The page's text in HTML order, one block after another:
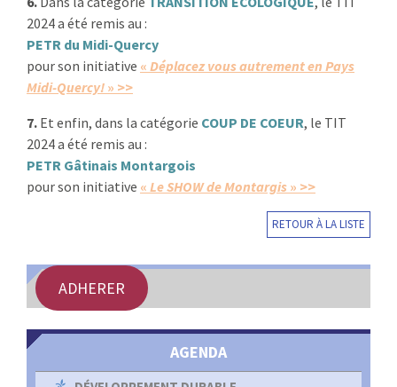
2024 a été remis au :
PETR du Midi-Quercy
pour son initiative « Déplacez vous autrement en Pays
Midi-Quercy! » >>
7. Et enfin, dans la catégorie COUP DE COEUR, le TIT
2024 a été remis au :
PETR Gâtinais Montargois
pour son initiative « Le SHOW de Montargis » >>
RETOUR À LA LISTE
ADHERER
AGENDA